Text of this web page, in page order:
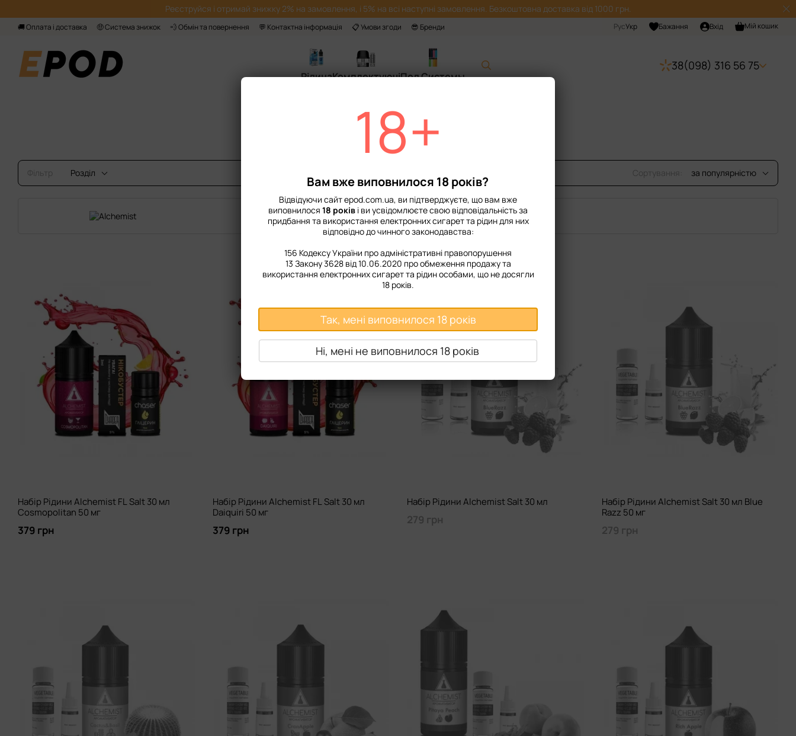
Реєструйся і отримай знижку 2% на замовлення, і 5% на всі наступні замовлення. Безкоштовна доставка від 1000 грн.
🚚 Оплата і доставка 🤑 Система знижок 💨 Обмін та повернення 💬 Контактна інформація 📋 Умови згоди 😎 Бренди РусУкр Бажання Вхід Мій кошик
РідинаКомплектуючіПод Системы
38(098) 316 56 75
Головна Alchemist
Товари від Alchemist
Фільтр Розділ Сортування: за популярністю
Набір Рідини Alchemist FL Salt 30 мл
Cosmopolitan 50 мг
379 грн
Набір Рідини Alchemist FL Salt 30 мл
Daiquiri 50 мг
379 грн
Набір Рідини Alchemist Salt 30 мл
279 грн
Набір Рідини Alchemist Salt 30 мл Blue
Razz 50 мг
279 грн
18+
Вам вже виповнилося 18 років?
Відвідуючи сайт epod.com.ua, ви підтверджуєте, що вам вже
виповнилося 18 років і ви усвідомлюєте свою відповідальність за
придбання та використання електронних сигарет та рідин для них
відповідно до чинного законодавства:
156 Кодексу України про адміністративні правопорушення
13 Закону 3628 від 10.06.2020 про обмеження продажу та
використання електронних сигарет та рідин особами, що не досягли
18 років.
Так, мені виповнилося 18 років
Ні, мені не виповнилося 18 років